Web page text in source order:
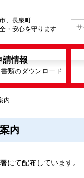
、長泉町
・安心を守ります
請情報
類のダウンロード
内
内
にて配布しています。